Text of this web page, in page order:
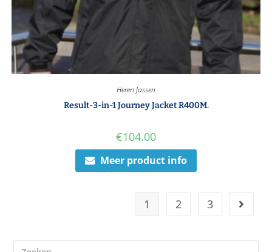
Heren Jassen
Result-3-in-1 Journey Jacket R400M.
€104.00
Meer product info
1 2 3